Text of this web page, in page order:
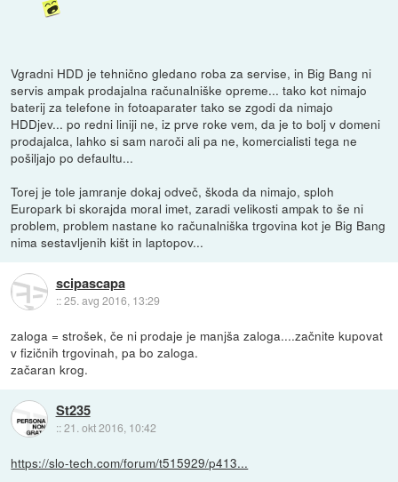
Vgradni HDD je tehnično gledano roba za servise, in Big Bang ni
servis ampak prodajalna računalniške opreme... tako kot nimajo
baterij za telefone in fotoaparater tako se zgodi da nimajo
HDDjev... po redni liniji ne, iz prve roke vem, da je to bolj v domeni
prodajalca, lahko si sam naroči ali pa ne, komercialisti tega ne
pošiljajo po defaultu...
Torej je tole jamranje dokaj odveč, škoda da nimajo, sploh
Europark bi skorajda moral imet, zaradi velikosti ampak to še ni
problem, problem nastane ko računalniška trgovina kot je Big Bang
nima sestavljenih kišt in laptopov...
scipascapa
::25. avg 2016, 13:29
zaloga = strošek, če ni prodaje je manjša zaloga....začnite kupovat
v fizičnih trgovinah, pa bo zaloga.
začaran krog.
St235
::21. okt 2016, 10:42
https://slo-tech.com/forum/t515929/p413...